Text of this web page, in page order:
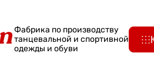
Фабрика по производству
танцевальной и спортивной
одежды и обуви